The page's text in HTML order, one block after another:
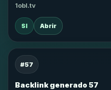
1obl.tv
SI Abrir
#57
Backlink generado 57